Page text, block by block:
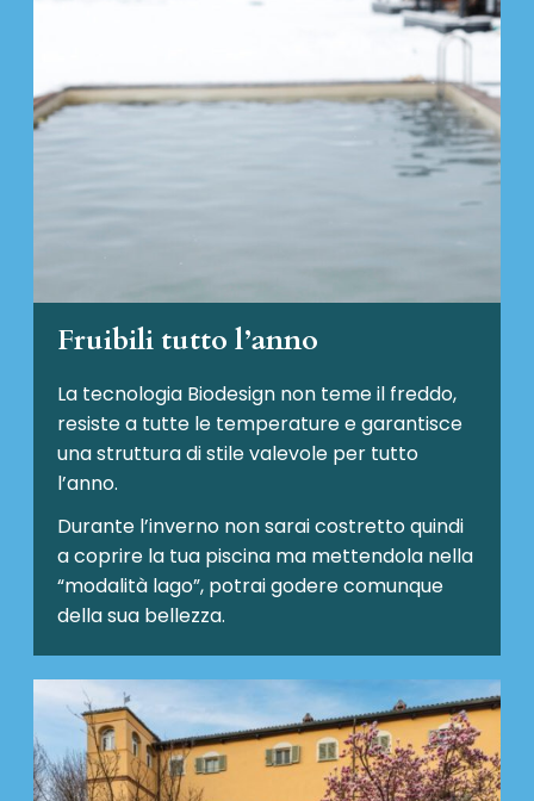
Fruibili tutto l’anno
La tecnologia Biodesign non teme il freddo,
resiste a tutte le temperature e garantisce
una struttura di stile valevole per tutto
l’anno.
Durante l’inverno non sarai costretto quindi
a coprire la tua piscina ma mettendola nella
“modalità lago”, potrai godere comunque
della sua bellezza.